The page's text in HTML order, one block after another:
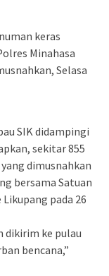
keras
Minahasa
Selasa
SIK didampingi
sekitar 855
dimusnahkan
bersama Satuan
pada 26
dikirim ke pulau
bencana,”